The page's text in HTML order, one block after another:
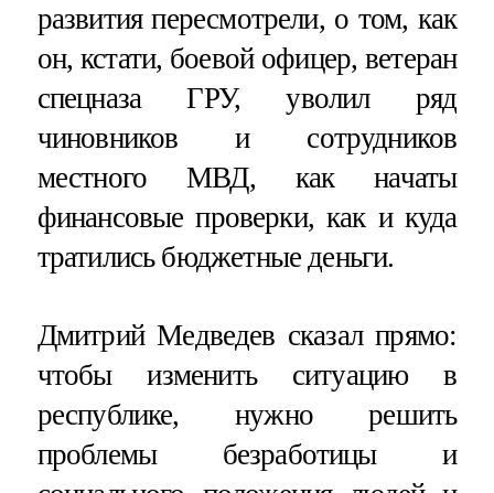
развития пересмотрели, о том, как
он, кстати, боевой офицер, ветеран
спецназа ГРУ, уволил ряд
чиновников и сотрудников
местного МВД, как начаты
финансовые проверки, как и куда
тратились бюджетные деньги.
Дмитрий Медведев сказал прямо:
чтобы изменить ситуацию в
республике, нужно решить
проблемы безработицы и